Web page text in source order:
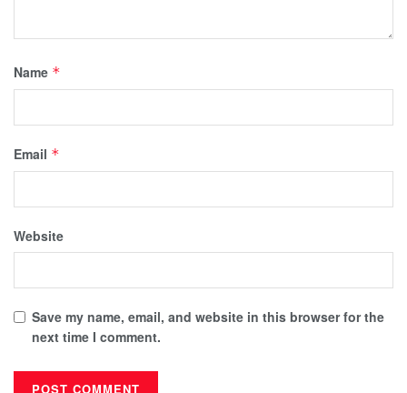
Name *
Email *
Website
Save my name, email, and website in this browser for the
next time I comment.